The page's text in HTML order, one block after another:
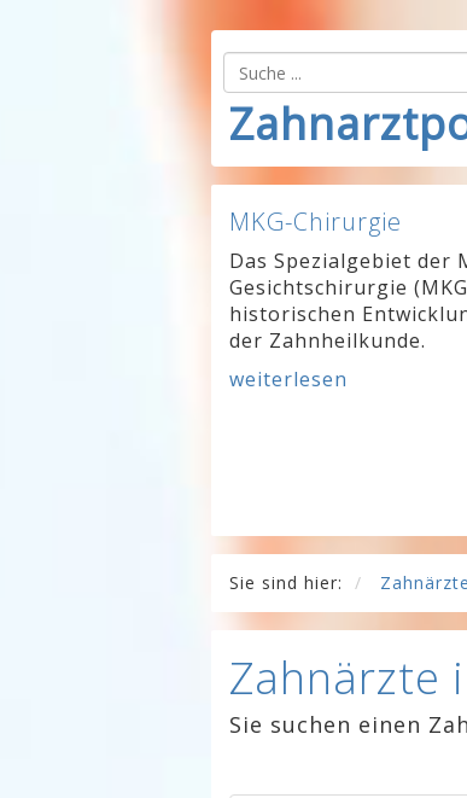
MKG-Chirurgie
Das Spezialgebiet der
Gesichtschirurgie
historischen
der Zahnheilkunde.
weiterlesen
Sie sind hier:
Zahnärzte
Sie suchen einen